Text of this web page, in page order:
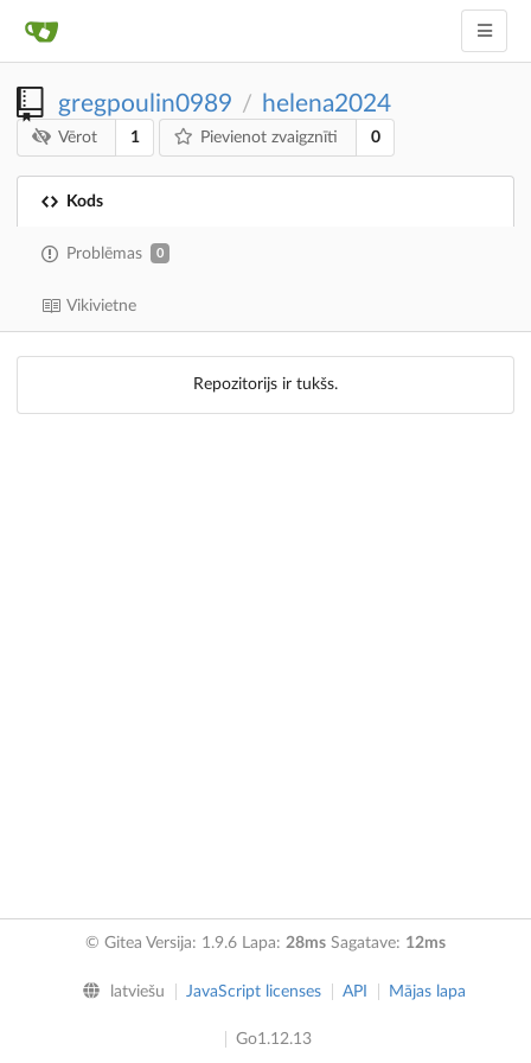
gregpoulin0989 / helena2024
Vērot 1 Pievienot zvaigznīti 0
Kods
Problēmas 0
Vikivietne
Repozitorijs ir tukšs.
© Gitea Versija: 1.9.6 Lapa: 28ms Sagatave: 12ms
latviešu JavaScript licenses API Mājas lapa
Go1.12.13